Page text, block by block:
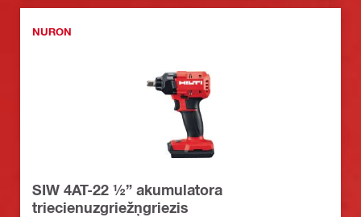
NURON
SIW 4AT-22 ½” akumulatora
triecienuzgriežņgriezis